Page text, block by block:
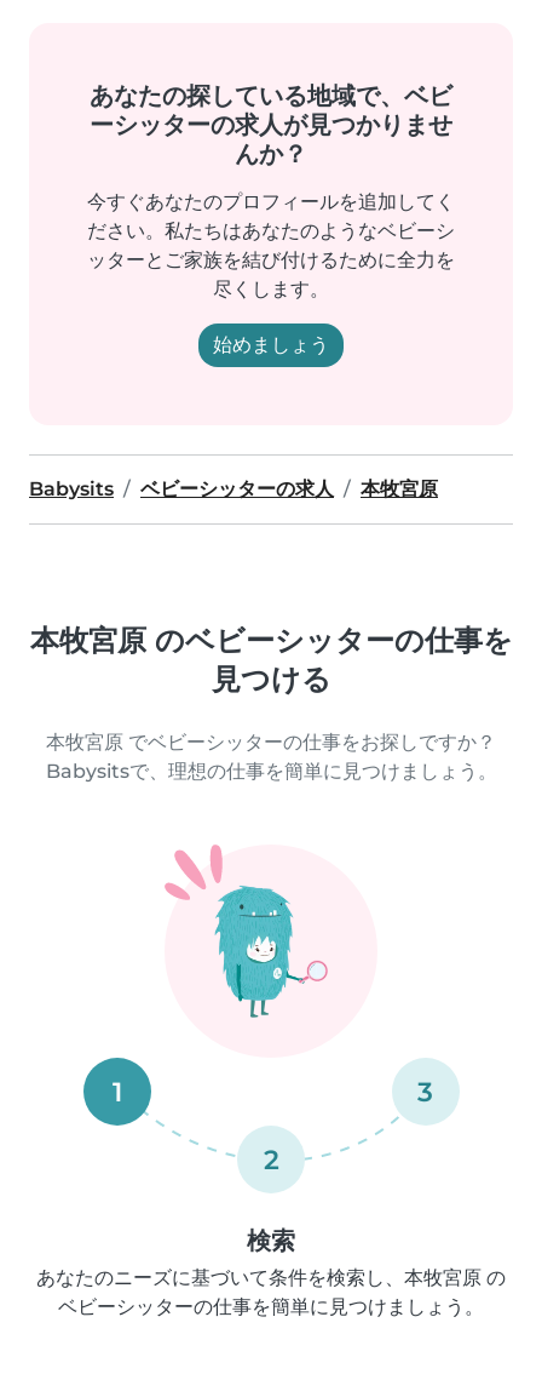
あなたの探している地域で、ベビ
ーシッターの求人が見つかりませ
んか？
今すぐあなたのプロフィールを追加してく
ださい。私たちはあなたのようなベビーシ
ッターとご家族を結び付けるために全力を
尽くします。
始めましょう
Babysits ベビーシッターの求人 本牧宮原
本牧宮原 のベビーシッターの仕事を
見つける
本牧宮原 でベビーシッターの仕事をお探しですか？
Babysitsで、理想の仕事を簡単に見つけましょう。
1
2
3
検索
あなたのニーズに基づいて条件を検索し、本牧宮原 の
ベビーシッターの仕事を簡単に見つけましょう。